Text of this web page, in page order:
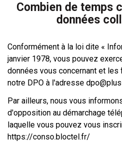
Combien de temps
données
Conformément à la loi dite «
janvier 1978, vous pouvez
données vous concernant et
notre DPO à l'adresse
Par ailleurs, nous vous
d'opposition au démarchage
laquelle vous pouvez vous
https://conso.bloctel.fr/